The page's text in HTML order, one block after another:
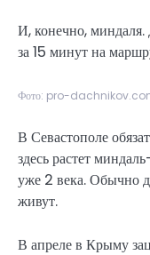
И, конечно,
за 15 минут на
Фото: pro-
В Севастополе
здесь растет
уже 2 века. Обычно
живут.
В апреле в Крыму